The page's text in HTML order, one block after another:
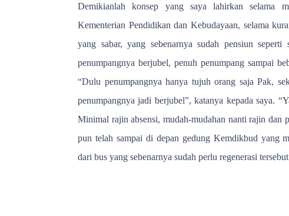
Demikianlah konsep yang saya lahirkan selama
Kementerian Pendidikan dan Kebudayaan, selama
yang sabar, yang sebenarnya sudah pensiun
penumpangnya berjubel, penuh penumpang sampai
“Dulu penumpangnya hanya tujuh orang saja Pak,
penumpangnya jadi berjubel”, katanya kepada saya.
Minimal rajin absensi, mudah-mudahan nanti rajin dan
pun telah sampai di depan gedung Kemdikbud yang
dari bus yang sebenarnya sudah perlu regenerasi